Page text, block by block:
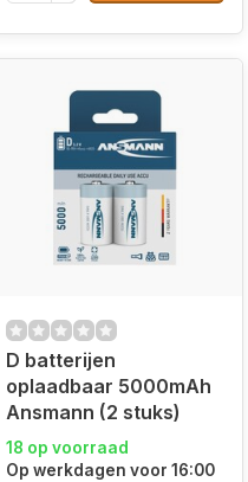
D batterijen
oplaadbaar 5000mAh
Ansmann (2 stuks)
18 op voorraad
Op werkdagen voor 16:00